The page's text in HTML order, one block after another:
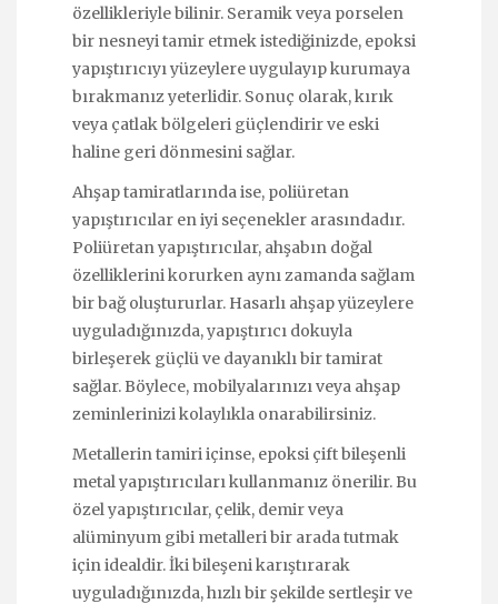
özellikleriyle bilinir. Seramik veya porselen
bir nesneyi tamir etmek istediğinizde, epoksi
yapıştırıcıyı yüzeylere uygulayıp kurumaya
bırakmanız yeterlidir. Sonuç olarak, kırık
veya çatlak bölgeleri güçlendirir ve eski
haline geri dönmesini sağlar.
Ahşap tamiratlarında ise, poliüretan
yapıştırıcılar en iyi seçenekler arasındadır.
Poliüretan yapıştırıcılar, ahşabın doğal
özelliklerini korurken aynı zamanda sağlam
bir bağ oluştururlar. Hasarlı ahşap yüzeylere
uyguladığınızda, yapıştırıcı dokuyla
birleşerek güçlü ve dayanıklı bir tamirat
sağlar. Böylece, mobilyalarınızı veya ahşap
zeminlerinizi kolaylıkla onarabilirsiniz.
Metallerin tamiri içinse, epoksi çift bileşenli
metal yapıştırıcıları kullanmanız önerilir. Bu
özel yapıştırıcılar, çelik, demir veya
alüminyum gibi metalleri bir arada tutmak
için idealdir. İki bileşeni karıştırarak
uyguladığınızda, hızlı bir şekilde sertleşir ve